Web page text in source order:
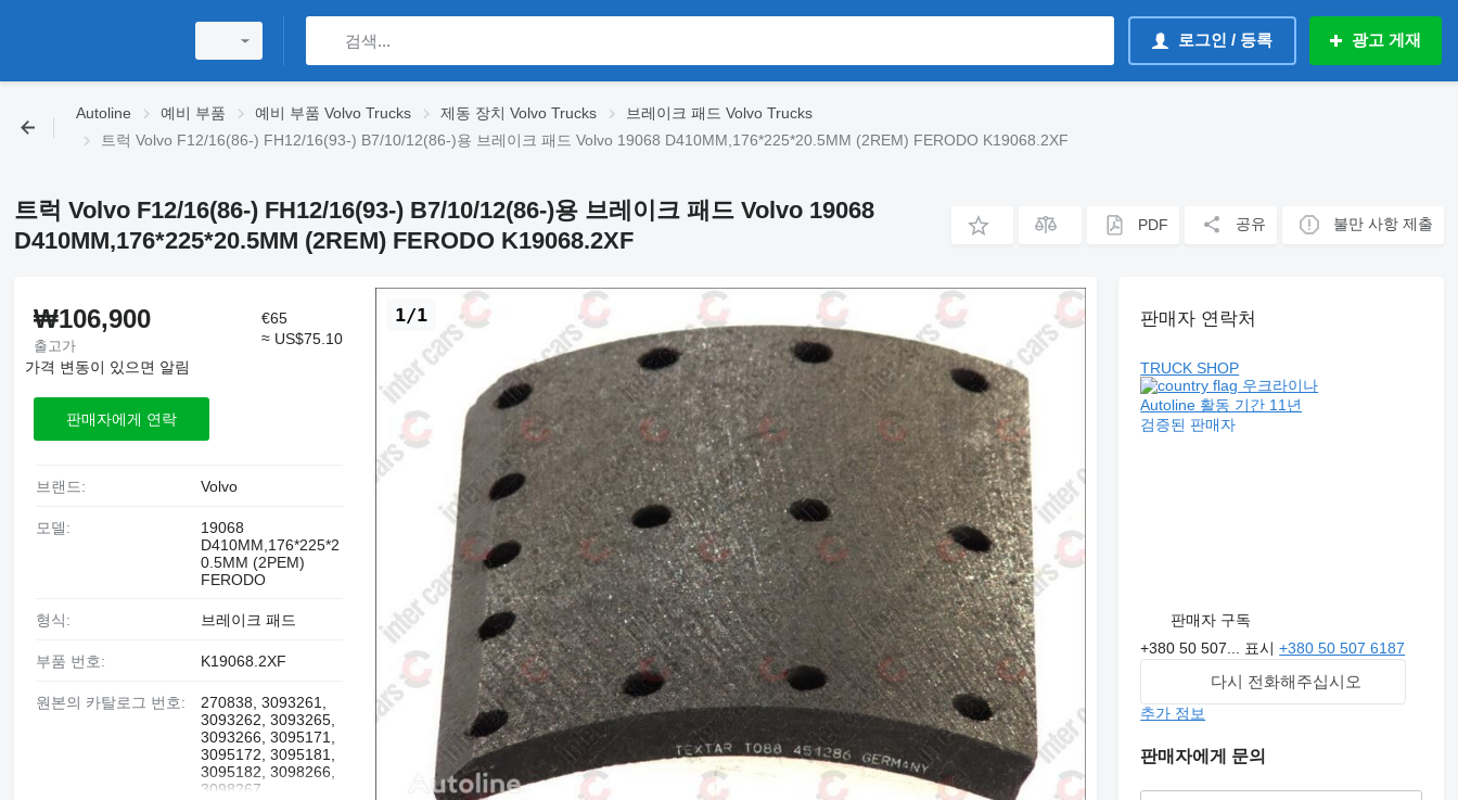
로그인 / 등록 광고 게재
Autoline 예비 부품 예비 부품 Volvo Trucks 제동 장치 Volvo Trucks
브레이크 패드 Volvo Trucks
트럭 Volvo F12/16(86-) FH12/16(93-) B7/10/12(86-)용 브레이크 패드 Volvo 19068 D410MM,176*225*20.5MM (2REM) FERODO K19068.2XF
트럭 Volvo F12/16(86-) FH12/16(93-) B7/10/12(86-)용 브레이크 패드 Volvo 19068
D410MM,176*225*20.5MM (2REM) FERODO K19068.2XF
PDF 공유 불만 사항 제출
1/1
₩106,900
출고가
€65
≈ US$75.10
가격 변동이 있으면 알림
판매자에게 연락
브랜드: Volvo
모델:
19068
D410ММ,176*225*2
0.5ММ (2РЕМ)
FERODO
형식: 브레이크 패드
부품 번호: K19068.2XF
원본의 카탈로그 번호:
270838, 3093261,
3093262, 3093265,
3093266, 3095171,
3095172, 3095181,
3095182, 3098266,
3098267
판매자 연락처
TRUCK SHOP
우크라이나
Autoline 활동 기간 11년
검증된 판매자
판매자 구독
+380 50 507...
표시+380 50 507 6187
다시 전화해주십시오
추가 정보
판매자에게 문의